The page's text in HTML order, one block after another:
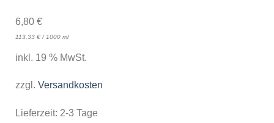
6,80 €
113,33 €/ 1000 ml
inkl. 19 % MwSt.
zzgl. Versandkosten
Lieferzeit: 2-3 Tage